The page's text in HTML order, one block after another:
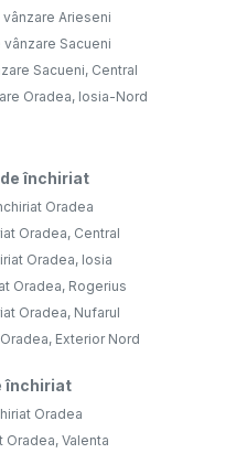
Arieseni
Sacueni
Sacueni, Central
Oradea, Iosia-Nord
închiriat
Oradea
Oradea, Central
Oradea, Iosia
Oradea, Rogerius
Oradea, Nufarul
Exterior Nord
închiriat
Oradea
Valenta